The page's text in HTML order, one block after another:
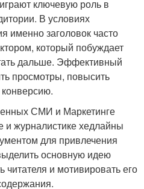
ключевую роль в
В условиях
именно заголовок часто
который побуждает
дальше. Эффективный
просмотры, повысить
СМИ и Маркетинге
и журналистике хедлайны
для привлечения
основную идею
читателя и мотивировать его